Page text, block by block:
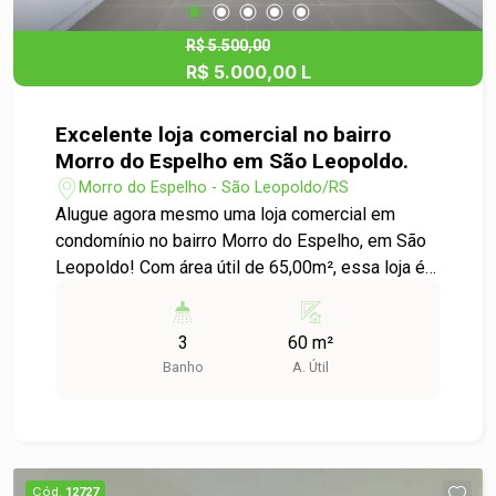
R$ 5.500,00
R$ 5.000,00 L
Excelente loja comercial no bairro
Morro do Espelho em São Leopoldo.
Morro do Espelho - São Leopoldo/RS
Alugue agora mesmo uma loja comercial em
condomínio no bairro Morro do Espelho, em São
Leopoldo! Com área útil de 65,00m², essa loja é
bem localizado para o seu negócio. O imóvel
está localizado em um condomínio seguro e bem
estruturado, com fácil acesso a diversas vias
visibilidade para o seu negócio. O espaço interno
3
Banho
60 m²
A. Útil
Cód. 12727